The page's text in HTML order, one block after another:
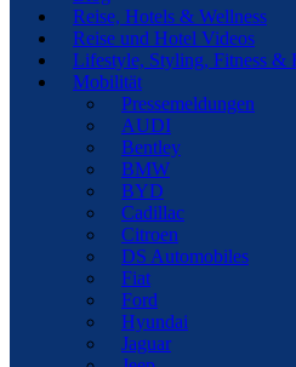
Reise, Hotels & Wellness
Reise und Hotel Videos
Lifestyle, Styling, Fitness &
Mobilität
Pressemeldungen
AUDI
Bentley
BMW
BYD
Cadillac
Citroen
DS Automobiles
Fiat
Ford
Hyundai
Jaguar